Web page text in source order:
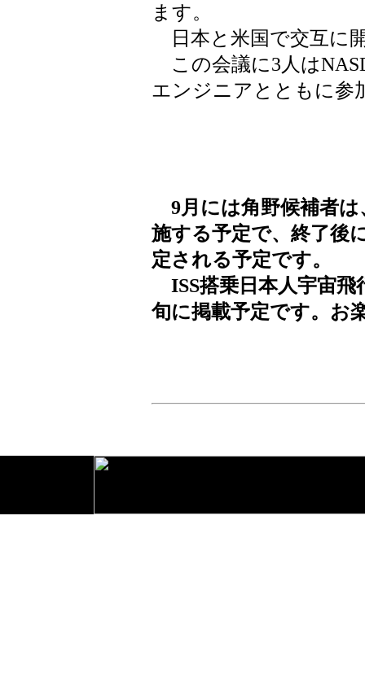
ます。
日本と米国で交互に
この会議に3人は
エンジニアとともに参
9月には角野候補者は
施する予定で、終了後
定される予定です。
ISS搭乗日本人宇宙飛
旬に掲載予定です。お